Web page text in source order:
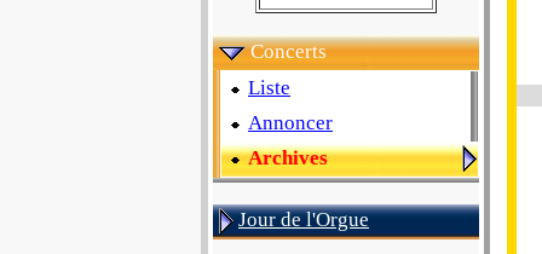
Concerts
Liste
Annoncer
Archives
Jour de l'Orgue